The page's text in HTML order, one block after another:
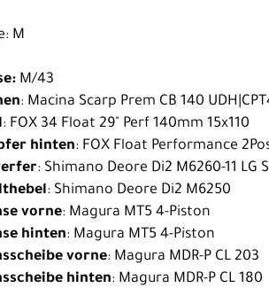
M
M/43
: Macina Scarp Prem CB 140
: FOX 34 Float 29" Perf 140mm 15x110
hinten: FOX Float Performance
: Shimano Deore Di2 M6260-11 LG
: Shimano Deore Di2 M6250
vorne: Magura MT5 4-Piston
hinten: Magura MT5 4-Piston
vorne: Magura MDR-P CL 203
hinten: Magura MDR-P CL 180